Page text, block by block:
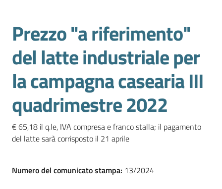
Gestire
l'impresa
Promuovere
l'impresa
e
il
Salta al contenuto
Prezzo "a riferimento"
del latte industriale per
la campagna casearia III
quadrimestre 2022
€ 65,18 il q.le, IVA compresa e franco stalla; il pagamento
del latte sarà corrisposto il 21 aprile
Numero del comunicato stampa: 13/2024